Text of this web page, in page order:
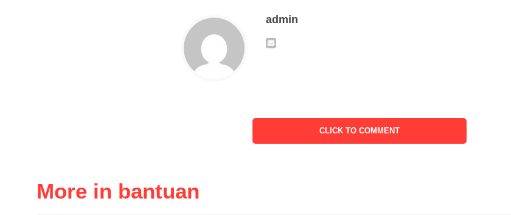
admin
CLICK TO COMMENT
More in bantuan